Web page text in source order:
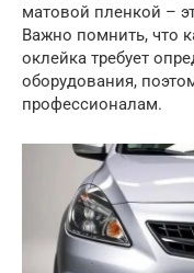
матовой пленкой –
Важно помнить, что
оклейка требует
оборудования,
профессионалам.